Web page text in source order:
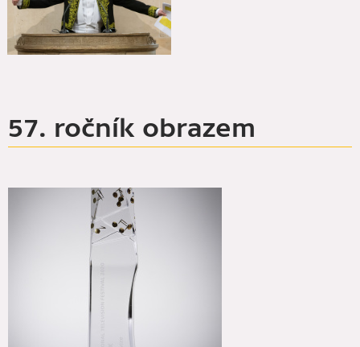
57. ročník obrazem